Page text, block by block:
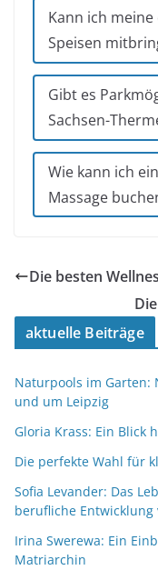
Kann ich
Speisen
Gibt es
Sachsen-
Wie kann ich
Massage
Die besten
aktuelle Beiträge
Naturpools im Garten:
und um Leipzig
Gloria Krass: Ein Blick
Die perfekte Wahl für
Sofia Levander: Das
berufliche Entwicklung
Irina Swerewa: Ein
Matriarchin